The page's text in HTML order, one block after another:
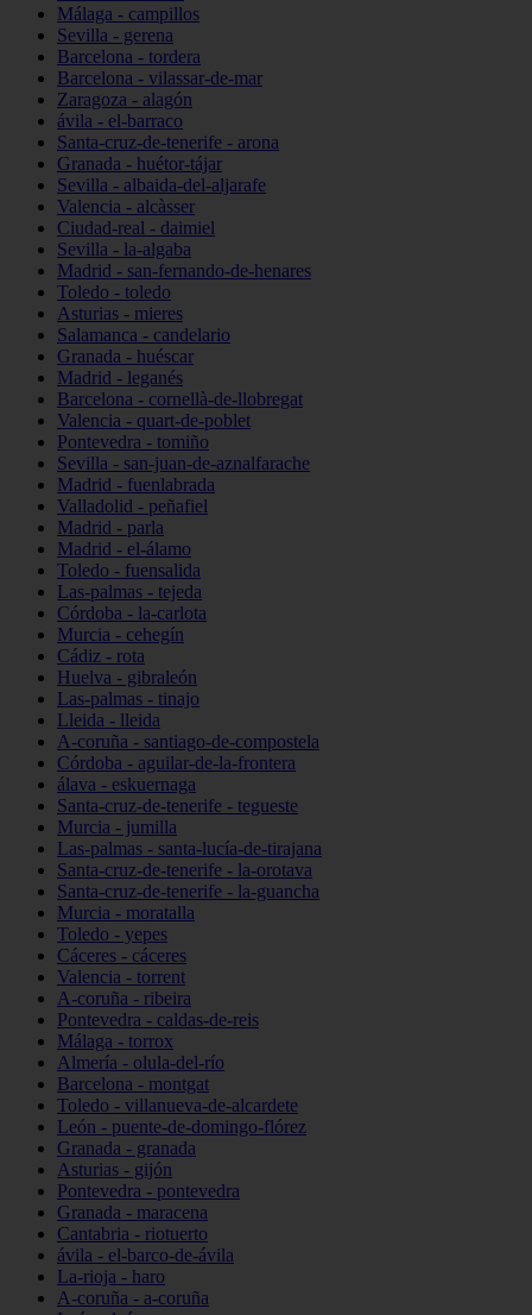
Málaga - campillos
Sevilla - gerena
Barcelona - tordera
Barcelona - vilassar-de-mar
Zaragoza - alagón
ávila - el-barraco
Santa-cruz-de-tenerife - arona
Granada - huétor-tájar
Sevilla - albaida-del-aljarafe
Valencia - alcàsser
Ciudad-real - daimiel
Sevilla - la-algaba
Madrid - san-fernando-de-henares
Toledo - toledo
Asturias - mieres
Salamanca - candelario
Granada - huéscar
Madrid - leganés
Barcelona - cornellà-de-llobregat
Valencia - quart-de-poblet
Pontevedra - tomiño
Sevilla - san-juan-de-aznalfarache
Madrid - fuenlabrada
Valladolid - peñafiel
Madrid - parla
Madrid - el-álamo
Toledo - fuensalida
Las-palmas - tejeda
Córdoba - la-carlota
Murcia - cehegín
Cádiz - rota
Huelva - gibraleón
Las-palmas - tinajo
Lleida - lleida
A-coruña - santiago-de-compostela
Córdoba - aguilar-de-la-frontera
álava - eskuernaga
Santa-cruz-de-tenerife - tegueste
Murcia - jumilla
Las-palmas - santa-lucía-de-tirajana
Santa-cruz-de-tenerife - la-orotava
Santa-cruz-de-tenerife - la-guancha
Murcia - moratalla
Toledo - yepes
Cáceres - cáceres
Valencia - torrent
A-coruña - ribeira
Pontevedra - caldas-de-reis
Málaga - torrox
Almería - olula-del-río
Barcelona - montgat
Toledo - villanueva-de-alcardete
León - puente-de-domingo-flórez
Granada - granada
Asturias - gijón
Pontevedra - pontevedra
Granada - maracena
Cantabria - riotuerto
ávila - el-barco-de-ávila
La-rioja - haro
A-coruña - a-coruña